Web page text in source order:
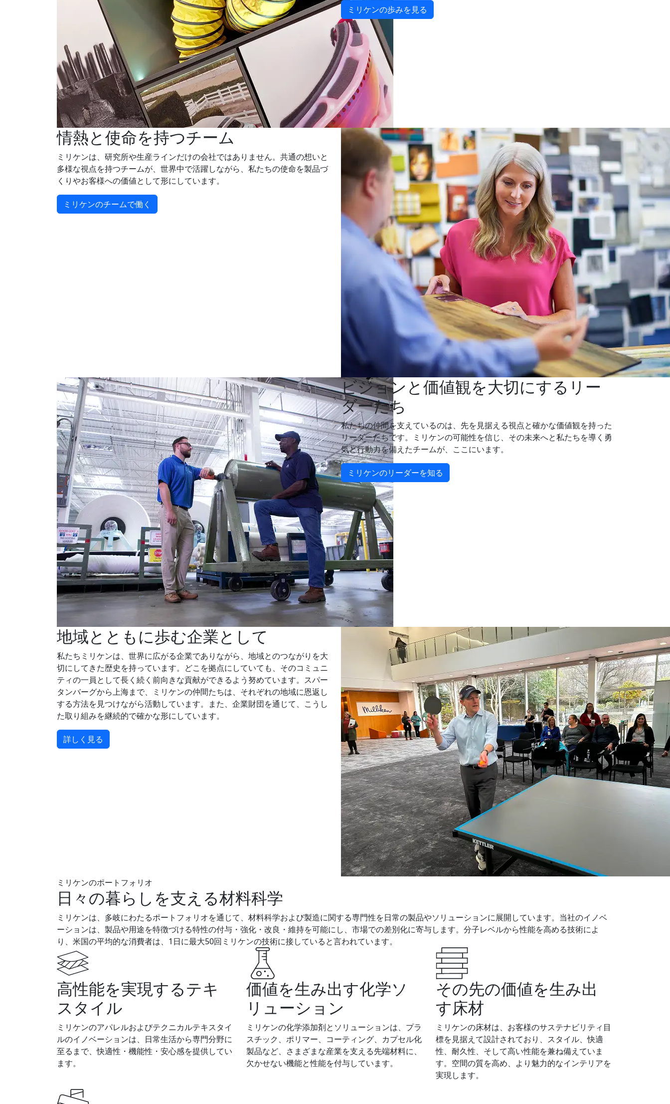
ミリケンの歩みを見る
情熱と使命を持つチーム
ミリケンは、研究所や生産ラインだけの会社ではありません。共通の想いと
多様な視点を持つチームが、世界中で活躍しながら、私たちの使命を製品づ
くりやお客様への価値として形にしています。
ミリケンのチームで働く
ビジョンと価値観を大切にするリー
ダーたち
私たちの仲間を支えているのは、先を見据える視点と確かな価値観を持った
リーダーたちです。ミリケンの可能性を信じ、その未来へと私たちを導く勇
気と行動力を備えたチームが、ここにいます。
ミリケンのリーダーを知る
地域とともに歩む企業として
私たちミリケンは、世界に広がる企業でありながら、地域とのつながりを大
切にしてきた歴史を持っています。どこを拠点にしていても、そのコミュニ
ティの一員として長く続く前向きな貢献ができるよう努めています。スパー
タンバーグから上海まで、ミリケンの仲間たちは、それぞれの地域に恩返し
する方法を見つけながら活動しています。また、企業財団を通じて、こうし
た取り組みを継続的で確かな形にしています。
詳しく見る
ミリケンのポートフォリオ
日々の暮らしを支える材料科学
ミリケンは、多岐にわたるポートフォリオを通じて、材料科学および製造に関する専門性を日常の製品やソリューションに展開しています。当社のイノベ
ーションは、製品や用途を特徴づける特性の付与・強化・改良・維持を可能にし、市場での差別化に寄与します。分子レベルから性能を高める技術によ
り、米国の平均的な消費者は、1日に最大50回ミリケンの技術に接していると言われています。
高性能を実現するテキ
スタイル
ミリケンのアパレルおよびテクニカルテキスタイ
ルのイノベーションは、日常生活から専門分野に
至るまで、快適性・機能性・安心感を提供してい
ます。
価値を生み出す化学ソ
リューション
ミリケンの化学添加剤とソリューションは、プラ
スチック、ポリマー、コーティング、カプセル化
製品など、さまざまな産業を支える先端材料に、
欠かせない機能と性能を付与しています。
その先の価値を生み出
す床材
ミリケンの床材は、お客様のサステナビリティ目
標を見据えて設計されており、スタイル、快適
性、耐久性、そして高い性能を兼ね備えていま
す。空間の質を高め、より魅力的なインテリアを
実現します。